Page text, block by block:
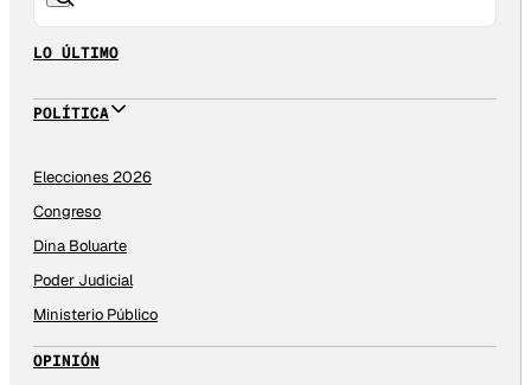
LO ÚLTIMO
POLÍTICA
Elecciones 2026
Congreso
Dina Boluarte
Poder Judicial
Ministerio Público
OPINIÓN